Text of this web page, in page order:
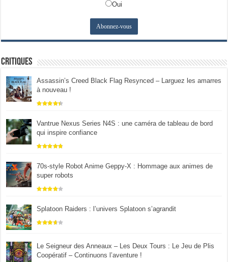
Oui
Critiques
Assassin’s Creed Black Flag Resynced – Larguez les amarres
à nouveau !
Vantrue Nexus Series N4S : une caméra de tableau de bord
qui inspire confiance
70s-style Robot Anime Geppy-X : Hommage aux animes de
super robots
Splatoon Raiders : l’univers Splatoon s’agrandit
Le Seigneur des Anneaux – Les Deux Tours : Le Jeu de Plis
Coopératif – Continuons l’aventure !